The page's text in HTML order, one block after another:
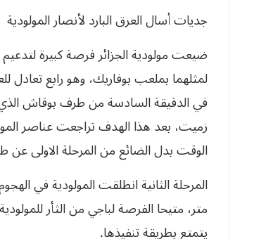
جديات أسال العرق البارد لأنصار المولودية
ضيعت مولودية الجزائر فرصة كبيرة
لمثلهما بملعب بوفاريك، وهو رابع
في الدقيقة السادسة من طرف بوقاش
زميت، بعد هذا الهدف تراجعت عناصر
الوقت بدل الضائع من المرحلة الاولى
يتمتع بطريقة تنفيذها.